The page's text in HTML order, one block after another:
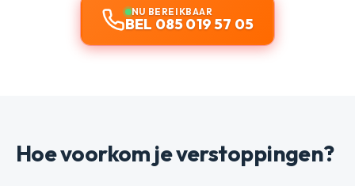
NU BEREIKBAAR
BEL 085 019 57 05
Hoe voorkom je verstoppingen?